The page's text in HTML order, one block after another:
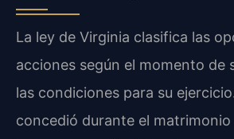
La ley de Virginia clasifica las
acciones según el momento de
las condiciones para su
concedió durante el